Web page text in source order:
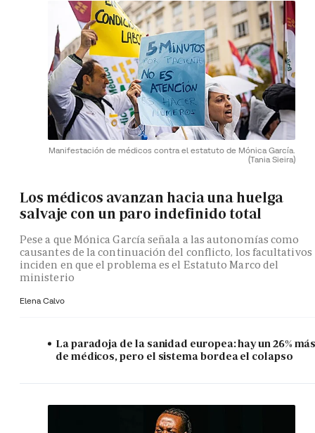
Manifestación de médicos contra el estatuto de Mónica García.
(Tania Sieira)
Los médicos avanzan hacia una huelga
salvaje con un paro indefinido total
Pese a que Mónica García señala a las autonomías como
causantes de la continuación del conflicto, los facultativos
inciden en que el problema es el Estatuto Marco del
ministerio
Elena Calvo
La paradoja de la sanidad europea: hay un 26%
de médicos, pero el sistema bordea el colapso